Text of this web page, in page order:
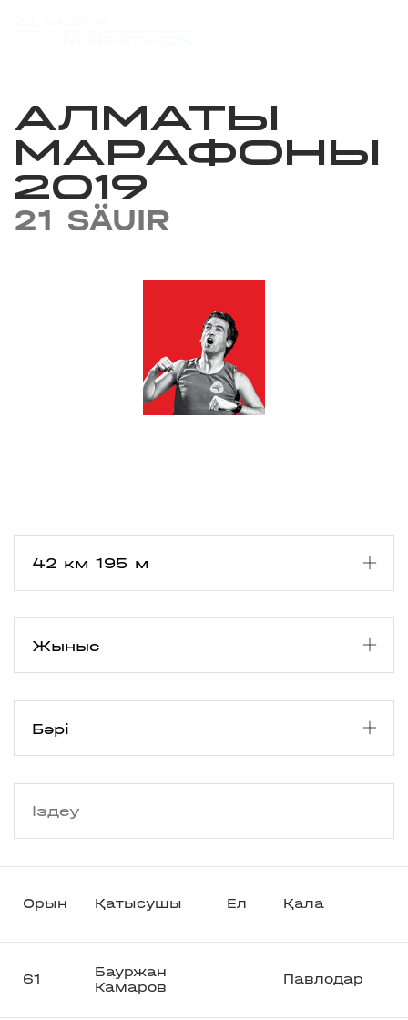
АЛМАТЫ
МАРАФОНЫ
2019
21 SÄUIR
Орын Қатысушы Ел Қала
61
Бауржан
Камаров
Павлодар